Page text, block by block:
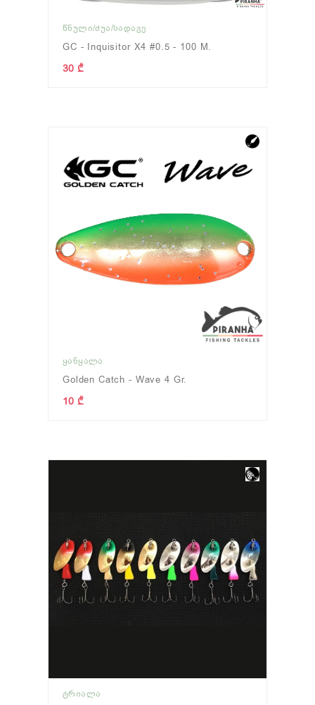
ᲬᲜᲣᲚᲘ/ᲫᲣᲐ/ᲡᲐᲓᲐᲕᲔ
GC - Inquisitor X4 #0.5 - 100 M.
30 ₾
ᲧᲐᲜᲧᲐᲚᲐ
Golden Catch - Wave 4 Gr.
10 ₾
ᲢᲠᲘᲐᲚᲐ